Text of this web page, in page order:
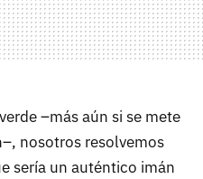
–más aún si se mete
nosotros resolvemos
sería un auténtico imán